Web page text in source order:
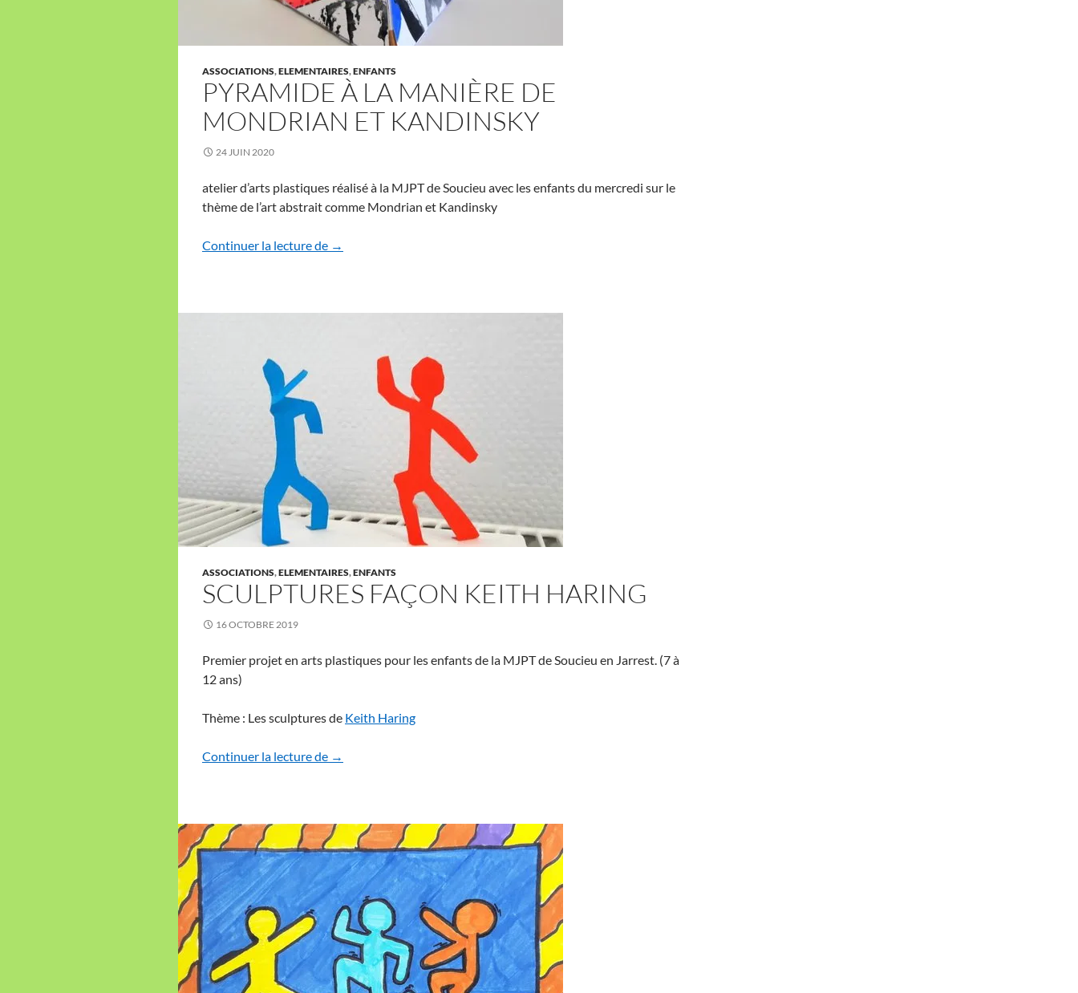
ASSOCIATIONS,ELEMENTAIRES,ENFANTS
PYRAMIDE À LA MANIÈRE DE
MONDRIAN ET KANDINSKY
24 JUIN 2020
atelier d’arts plastiques réalisé à la MJPT de Soucieu avec les enfants du mercredi sur le
thème de l’art abstrait comme Mondrian et Kandinsky
Continuer la lecture de Pyramide à la manière de Mondrian et Kandinsky
→
ASSOCIATIONS,ELEMENTAIRES,ENFANTS
SCULPTURES FAÇON KEITH HARING
16 OCTOBRE 2019
Premier projet en arts plastiques pour les enfants de la MJPT de Soucieu en Jarrest. (7 à
12 ans)
Thème : Les sculptures de Keith Haring
Continuer la lecture de Sculptures façon Keith Haring
→